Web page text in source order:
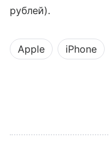
рублей).
Apple iPhone